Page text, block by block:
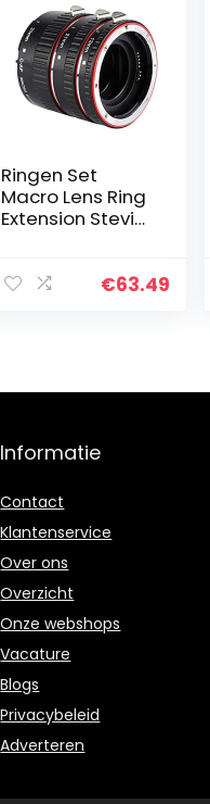
Ringen Set
Macro Lens Ring
Extension Stevig,
€63.49
Informatie
Contact
Klantenservice
Over ons
Overzicht
Onze webshops
Vacature
Blogs
Privacybeleid
Adverteren